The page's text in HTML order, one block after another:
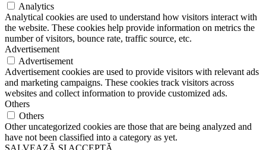
Analytics
Analytical cookies are used to understand how visitors interact with
the website. These cookies help provide information on metrics the
number of visitors, bounce rate, traffic source, etc.
Advertisement
Advertisement
Advertisement cookies are used to provide visitors with relevant ads
and marketing campaigns. These cookies track visitors across
websites and collect information to provide customized ads.
Others
Others
Other uncategorized cookies are those that are being analyzed and
have not been classified into a category as yet.
SALVEAZĂ ȘI ACCEPTĂ